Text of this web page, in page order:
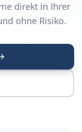
direkt in Ihrer
ohne Risiko.